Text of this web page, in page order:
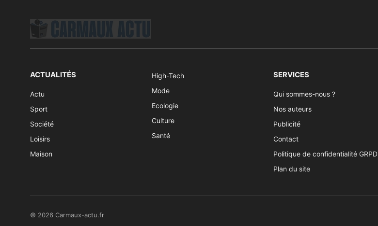
ACTUALITÉS
Actu
Sport
Société
Loisirs
Maison
High-Tech
Mode
Ecologie
Culture
Santé
SERVICES
Qui sommes-nous ?
Nos auteurs
Publicité
Contact
Politique de confidentialité GRPD
Plan du site
© 2026 Carmaux-actu.fr